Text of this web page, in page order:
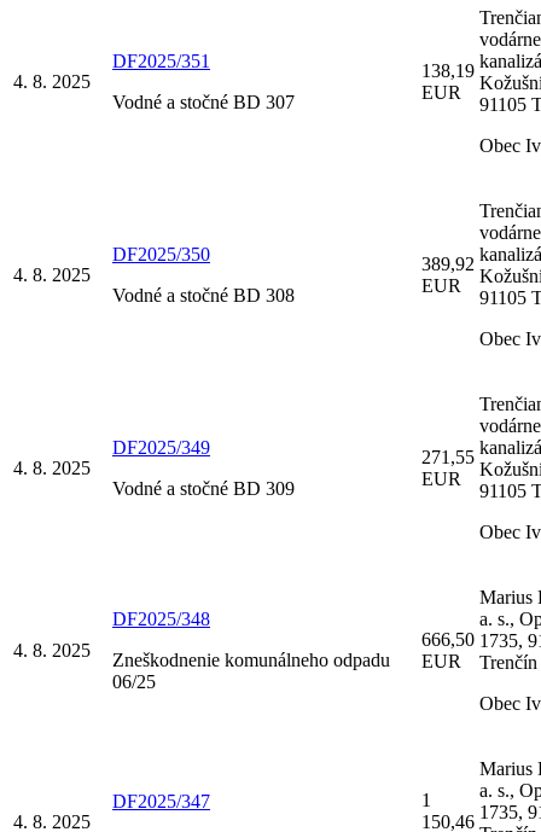
4. 8. 2025
DF2025/351
Vodné a stočné BD 307
138,19
EUR
91105
Obec
4. 8. 2025
DF2025/350
Vodné a stočné BD 308
389,92
EUR
91105
Obec
4. 8. 2025
DF2025/349
Vodné a stočné BD 309
271,55
EUR
91105
Obec
4. 8. 2025
DF2025/348
Zneškodnenie komunálneho odpadu
06/25
666,50
EUR
Marius
a. s.,
1735,
Trenčín
Obec
4. 8. 2025
DF2025/347
1
150,46
Marius
a. s.,
1735,